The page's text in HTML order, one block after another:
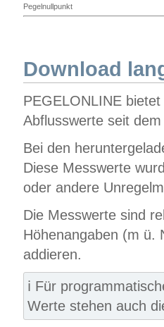
Pegelnullpunkt
Download
PEGELONLINE
Abflusswerte seit
Bei den
Diese Messwerte
oder andere
Die Messwerte sind
Höhenangaben (m ü.
addieren.
ℹ️ Für
Werte stehen auch